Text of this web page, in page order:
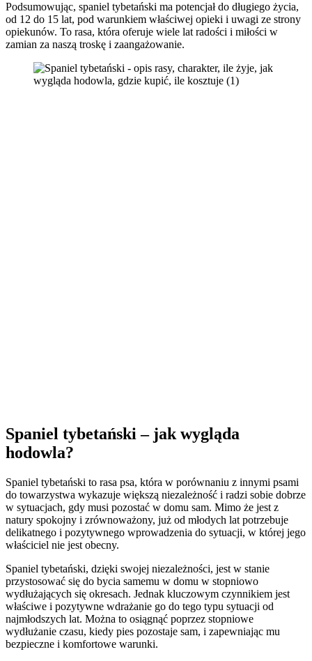
Podsumowując, spaniel tybetański ma potencjał do długiego życia,
od 12 do 15 lat, pod warunkiem właściwej opieki i uwagi ze strony
opiekunów. To rasa, która oferuje wiele lat radości i miłości w
zamian za naszą troskę i zaangażowanie.
Spaniel tybetański – jak wygląda
hodowla?
Spaniel tybetański to rasa psa, która w porównaniu z innymi psami
do towarzystwa wykazuje większą niezależność i radzi sobie dobrze
w sytuacjach, gdy musi pozostać w domu sam. Mimo że jest z
natury spokojny i zrównoważony, już od młodych lat potrzebuje
delikatnego i pozytywnego wprowadzenia do sytuacji, w której jego
właściciel nie jest obecny.
Spaniel tybetański, dzięki swojej niezależności, jest w stanie
przystosować się do bycia samemu w domu w stopniowo
wydłużających się okresach. Jednak kluczowym czynnikiem jest
właściwe i pozytywne wdrażanie go do tego typu sytuacji od
najmłodszych lat. Można to osiągnąć poprzez stopniowe
wydłużanie czasu, kiedy pies pozostaje sam, i zapewniając mu
bezpieczne i komfortowe warunki.